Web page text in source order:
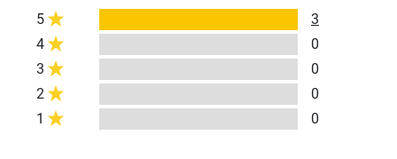
5
3
4
0
3
0
2
0
1
0